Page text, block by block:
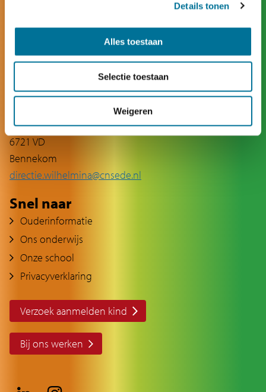
Details tonen
Alles toestaan
Selectie toestaan
Weigeren
Hogeweg 23
6721 VD
Bennekom
directie.wilhelmina@cnsede.nl
Snel naar
Ouderinformatie
Ons onderwijs
Onze school
Privacyverklaring
Verzoek aanmelden kind
Bij ons werken